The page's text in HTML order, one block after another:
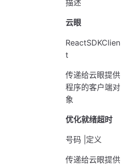
描述
云眼
ReactSDKClien
t
传递给云眼提供
程序的客户端对
象
优化就绪超时
号码 |定义
传递给云眼提供